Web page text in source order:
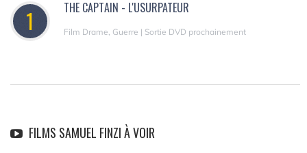
1 THE CAPTAIN - L'USURPATEUR
Film Drame, Guerre | Sortie DVD prochainement
FILMS SAMUEL FINZI À VOIR